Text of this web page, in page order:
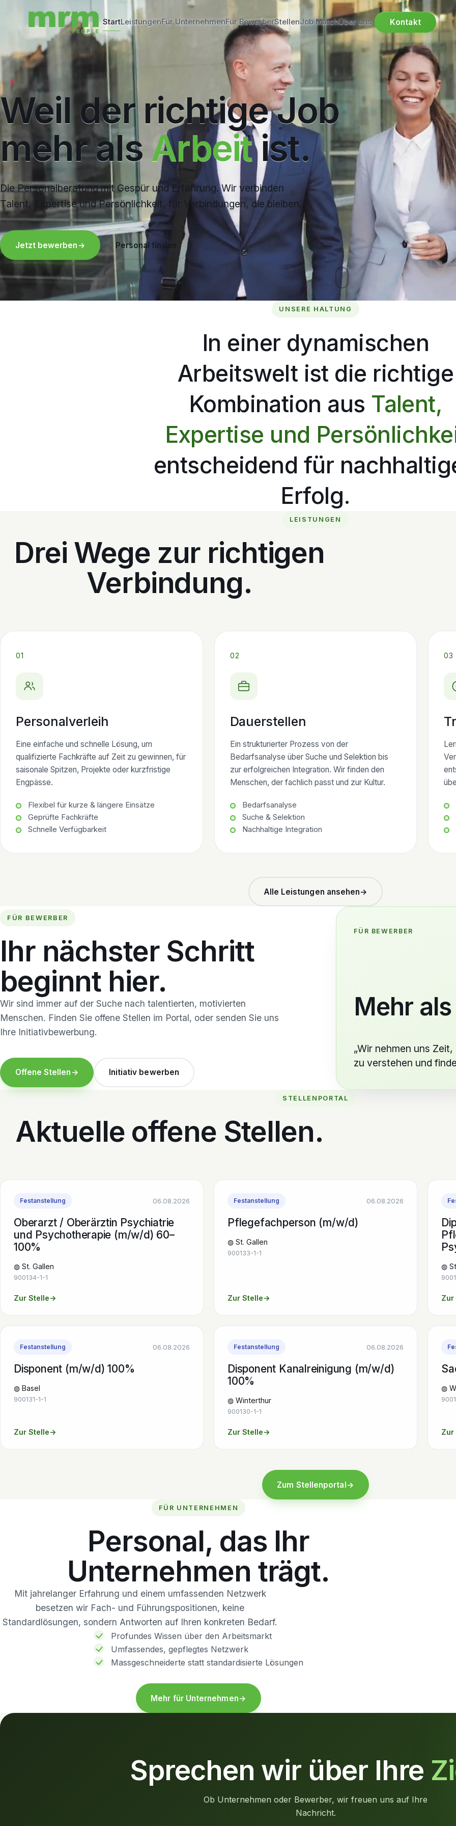
StartLeistungenFür UnternehmenFür BewerberStellenJob MatchÜber uns Kontakt
Weil der richtigeJob
mehrals Arbeit ist.
Die Personalberatung mit Gespür und Erfahrung. Wir verbinden
Talent, Expertise und Persönlichkeit, für Verbindungen, die bleiben.
Jetzt bewerben → Personal finden
UNSERE HALTUNG
In einer dynamischen
Arbeitswelt ist die richtige
Kombination aus Talent,
Expertise und
entscheidend für
Erfolg.
LEISTUNGEN
Drei Wege zur richtigen
Verbindung.
01
Personalverleih
Eine einfache und schnelle Lösung, um
qualifizierte Fachkräfte auf Zeit zu gewinnen, für
saisonale Spitzen, Projekte oder kurzfristige
Engpässe.
Flexibel für kurze & längere Einsätze
Geprüfte Fachkräfte
Schnelle Verfügbarkeit
02
Dauerstellen
Ein strukturierter Prozess von der
Bedarfsanalyse über Suche und Selektion bis
zur erfolgreichen Integration. Wir finden den
Menschen, der fachlich passt und zur Kultur.
Bedarfsanalyse
Suche & Selektion
Nachhaltige Integration
03
Alle Leistungen ansehen→
FÜR BEWERBER
Ihr nächster Schritt
beginnt hier.
Wir sind immer auf der Suche nach talentierten, motivierten
Menschen. Finden Sie offene Stellen im Portal, oder senden Sie uns
Ihre Initiativbewerbung.
Offene Stellen → Initiativ bewerben
FÜR BEWERBER
Mehr
„Wir nehmen uns
zu verstehen und
STELLENPORTAL
Aktuelle offene Stellen.
Festanstellung 06.08.2026
Oberarzt / Oberärztin Psychiatrie
und Psychotherapie (m/w/d) 60–
100%
◍ St. Gallen
900134-1-1
Zur Stelle→
Festanstellung 06.08.2026
Pflegefachperson (m/w/d)
◍ St. Gallen
900133-1-1
Zur Stelle→
◍
Zur
Festanstellung 06.08.2026
Disponent (m/w/d) 100%
◍ Basel
900131-1-1
Zur Stelle→
Festanstellung 06.08.2026
Disponent Kanalreinigung (m/w/d)
100%
◍ Winterthur
900130-1-1
Zur Stelle→
◍
Zur
Zum Stellenportal→
FÜR UNTERNEHMEN
Personal, das Ihr
Unternehmen trägt.
Mit jahrelanger Erfahrung und einem umfassenden Netzwerk
besetzen wir Fach- und Führungspositionen, keine
Standardlösungen, sondern Antworten auf Ihren konkreten Bedarf.
Profundes Wissen über den Arbeitsmarkt
Umfassendes, gepflegtes Netzwerk
Massgeschneiderte statt standardisierte Lösungen
Mehr für Unternehmen→
Sprechen wir über Ihre
Ob Unternehmen oder Bewerber, wir freuen uns auf Ihre
Nachricht.